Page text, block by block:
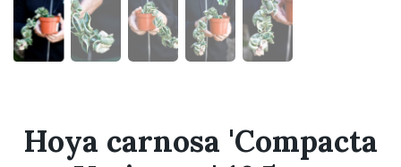
Hoya carnosa 'Compacta